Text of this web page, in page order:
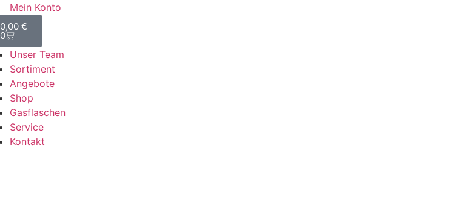
Mein Konto
0,00 €
0
Unser Team
Sortiment
Angebote
Shop
Gasflaschen
Service
Kontakt